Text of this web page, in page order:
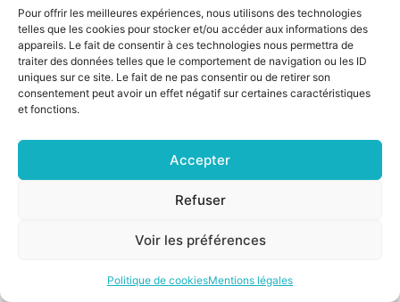
Pour offrir les meilleures expériences, nous utilisons des technologies
telles que les cookies pour stocker et/ou accéder aux informations des
appareils. Le fait de consentir à ces technologies nous permettra de
traiter des données telles que le comportement de navigation ou les ID
uniques sur ce site. Le fait de ne pas consentir ou de retirer son
consentement peut avoir un effet négatif sur certaines caractéristiques
et fonctions.
Accepter
Refuser
Voir les préférences
Politique de cookiesMentions légales